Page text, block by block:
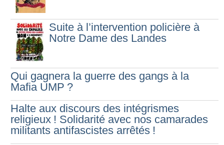
Suite à l’intervention policière à
Notre Dame des Landes
Qui gagnera la guerre des gangs à la
Mafia UMP ?
Halte aux discours des intégrismes
religieux ! Solidarité avec nos camarades
militants antifascistes arrêtés !